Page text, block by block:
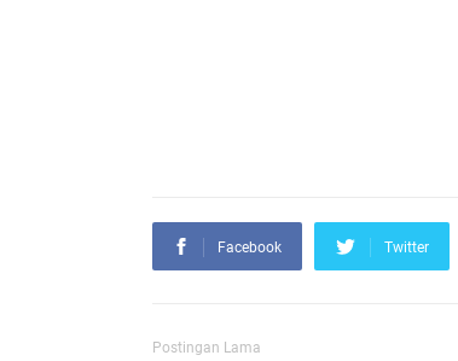
Facebook Twitter
Postingan Lama